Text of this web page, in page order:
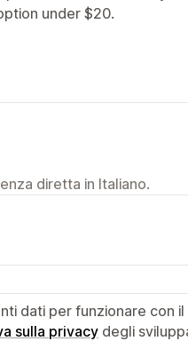
under $20.
diretta in Italiano.
dati per funzionare con il
sulla privacy degli